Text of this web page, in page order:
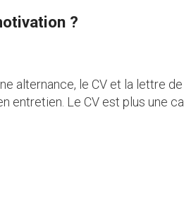
?
alternance, le CV et la lettre
entretien. Le CV est plus une